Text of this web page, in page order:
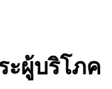
ะผู้บริโภค